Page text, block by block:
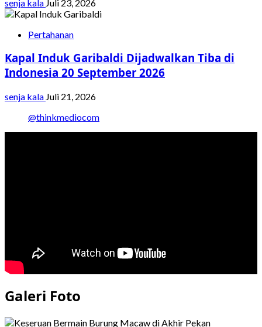
senja kala Juli 23, 2026
Pertahanan
Kapal Induk Garibaldi Dijadwalkan Tiba di
Indonesia 20 September 2026
senja kala Juli 21, 2026
@thinkmediocom
Galeri Foto